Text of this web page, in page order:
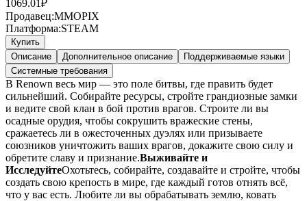
1069.01 ₽
Продавец:MMOPIX
Платформа:STEAM
Купить
Описание
Дополнительное описание
Поддерживаемые языки
Системные требования
В Renown весь мир — это поле битвы, где править будет
сильнейший. Собирайте ресурсы, стройте грандиозные замки
и ведите свой клан в бой против врагов. Строите ли вы
осадные орудия, чтобы сокрушить вражеские стены,
сражаетесь ли в ожесточенных дуэлях или призываете
союзников уничтожить ваших врагов, докажите свою силу и
обретите славу и признание.Выживайте и
ИсследуйтеОхотьтесь, собирайте, создавайте и стройте, чтобы
создать свою крепость в мире, где каждый готов отнять всё,
что у вас есть. Любите ли вы обрабатывать землю, ковать